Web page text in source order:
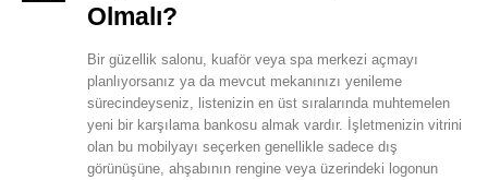
Olmalı?
Bir güzellik salonu, kuaför veya spa merkezi açmayı
planlıyorsanız ya da mevcut mekanınızı yenileme
sürecindeyseniz, listenizin en üst sıralarında muhtemelen
yeni bir karşılama bankosu almak vardır. İşletmenizin vitrini
olan bu mobilyayı seçerken genellikle sadece dış
görünüşüne, ahşabının rengine veya üzerindeki logonun